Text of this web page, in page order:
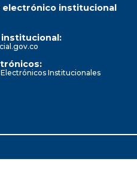
electrónico institucional
Institucionales